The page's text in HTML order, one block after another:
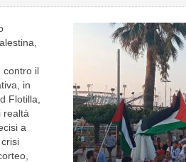
contro il
in
Flotilla,
realtà
a